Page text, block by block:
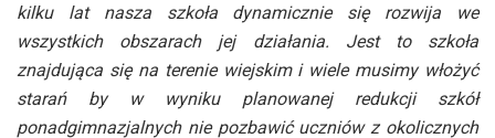
kilku lat nasza szkoła dynamicznie się rozwija we
wszystkich obszarach jej działania. Jest to szkoła
znajdująca się na terenie wiejskim i wiele musimy włożyć
starań by w wyniku planowanej redukcji szkół
ponadgimnazjalnych nie pozbawić uczniów z okolicznych